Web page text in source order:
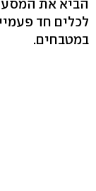
הביא את
לכלים חד
במטבחים.